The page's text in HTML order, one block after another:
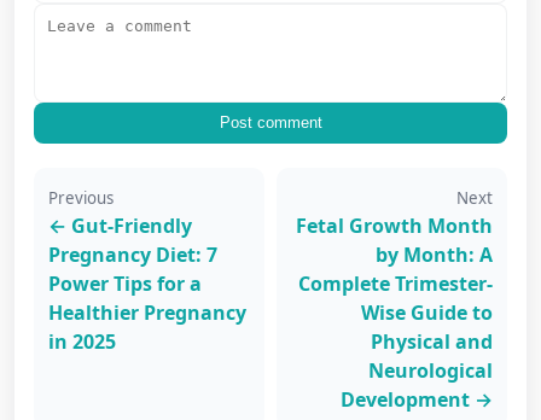
Post comment
Previous
← Gut-Friendly
Pregnancy Diet: 7
Power Tips for a
Healthier Pregnancy
in 2025
Next
Fetal Growth Month
by Month: A
Complete Trimester-
Wise Guide to
Physical and
Neurological
Development →